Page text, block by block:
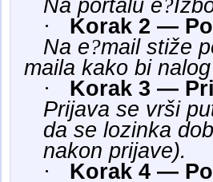
Na portalu e?
·
Korak 2 —
Na e?mail stiže
maila kako bi
·
Korak 3 —
Prijava se vrši
da se lozinka
nakon prijave).
·
Korak 4 —